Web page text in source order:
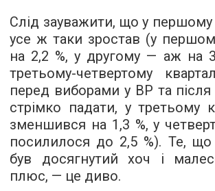
Слід зауважити, що у першому
усе ж таки зростав (у
на 2,2 %, у другому — аж на
третьому-четвертому
перед виборами у ВР та
стрімко падати, у третьому
зменшився на 1,3 %, у
посилилося до 2,5 %). Те, що
був досягнутий хоч і
плюс, — це диво.